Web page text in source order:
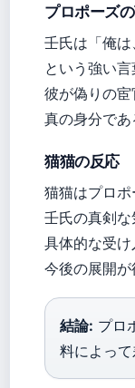
プロポーズ
壬氏は「俺は
という強い言
彼が偽りの宦
真の身分で
猫猫の反応
猫猫はプロポ
壬氏の真剣な
具体的な受け
今後の展開が
結論: プロ
料によっ